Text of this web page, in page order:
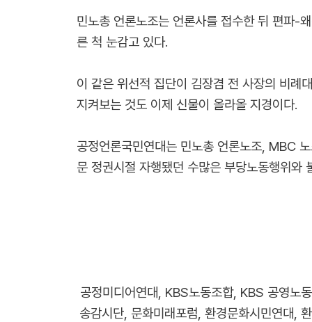
민노총 언론노조는 언론사를 접수한 뒤 편파-
른 척 눈감고 있다.
이 같은 위선적 집단이 김장겸 전 사장의 비례
지켜보는 것도 이제 신물이 올라올 지경이다.
공정언론국민연대는 민노총 언론노조, MBC
문 정권시절 자행됐던 수많은 부당노동행위와
공정미디어연대, KBS노동조합, KBS 공영노
송감시단, 문화미래포럼, 환경문화시민연대,